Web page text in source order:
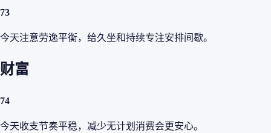
73
今天注意劳逸平衡，给久坐和持续专注安排间歇。
财富
74
今天收支节奏平稳，减少无计划消费会更安心。